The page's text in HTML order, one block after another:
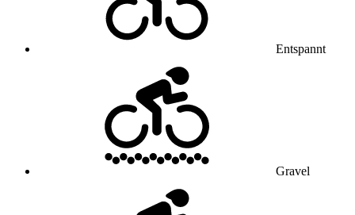
Entspannt
Gravel